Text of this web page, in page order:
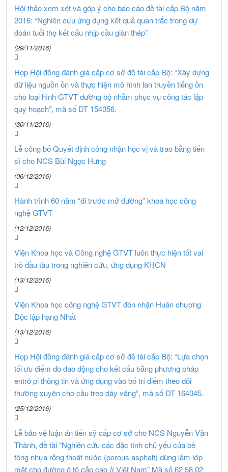
Hội thảo xem xét và góp ý cho báo cáo đề tài cấp Bộ năm
2016: “Nghiên cứu ứng dụng kết quả quan trắc trong dự
đoán tuổi thọ kết cấu nhịp cầu giàn thép”
(29/11/2016)
Họp Hội đồng đánh giá cấp cơ sở đề tài cấp Bộ: “Xây dựng
dữ liệu nguồn ồn và thực hiện mô hình lan truyền tiếng ồn
cho loại hình GTVT đường bộ nhằm phục vụ công tác lập
quy hoạch”, mã số DT 154056.
(30/11/2016)
Lễ công bố Quyết định công nhận học vị và trao bằng tiến
sĩ cho NCS Bùi Ngọc Hưng
(06/12/2016)
Hành trình 60 năm “đi trước mở đường” khoa học công
nghệ GTVT
(12/12/2016)
Viện Khoa học và Công nghệ GTVT luôn thực hiện tốt vai
trò đầu tàu trong nghiên cứu, ứng dụng KHCN
(13/12/2016)
Viện Khoa học công nghệ GTVT đón nhận Huân chương
Độc lập hạng Nhất
(13/12/2016)
Họp Hội đồng đánh giá cấp cơ sở đề tài cấp Bộ: “Lựa chọn
tối ưu điểm đo dao động cho kết cấu bằng phương pháp
entrô pi thông tin và ứng dụng vào bố trí điểm theo dõi
thường xuyên cho cầu treo dây văng”, mã số DT 164045.
(25/12/2016)
Lễ bảo vệ luận án tiến sỹ cấp cơ sở cho NCS Nguyễn Văn
Thành, đề tài "Nghiên cứu các đặc tính chủ yếu của bê
tông nhựa rỗng thoát nước (porous asphalt) dùng làm lớp
mặt cho đường ô tô cấp cao ở Việt Nam" Mã số 62 58 02